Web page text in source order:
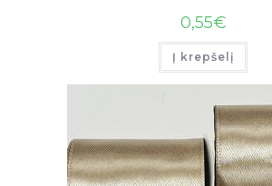
0,55€
Į krepšelį